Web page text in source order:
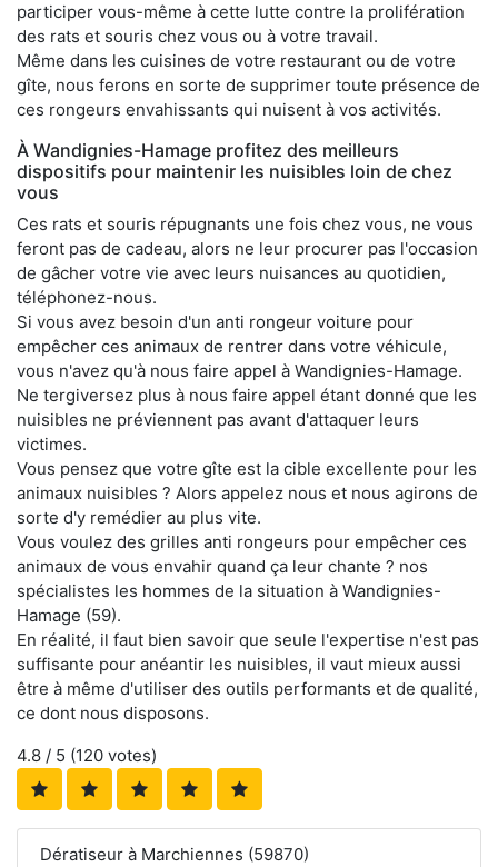
participer vous-même à cette lutte contre la prolifération
des rats et souris chez vous ou à votre travail.
Même dans les cuisines de votre restaurant ou de votre
gîte, nous ferons en sorte de supprimer toute présence de
ces rongeurs envahissants qui nuisent à vos activités.
À Wandignies-Hamage profitez des meilleurs
dispositifs pour maintenir les nuisibles loin de chez
vous
Ces rats et souris répugnants une fois chez vous, ne vous
feront pas de cadeau, alors ne leur procurer pas l'occasion
de gâcher votre vie avec leurs nuisances au quotidien,
téléphonez-nous.
Si vous avez besoin d'un anti rongeur voiture pour
empêcher ces animaux de rentrer dans votre véhicule,
vous n'avez qu'à nous faire appel à Wandignies-Hamage.
Ne tergiversez plus à nous faire appel étant donné que les
nuisibles ne préviennent pas avant d'attaquer leurs
victimes.
Vous pensez que votre gîte est la cible excellente pour les
animaux nuisibles ? Alors appelez nous et nous agirons de
sorte d'y remédier au plus vite.
Vous voulez des grilles anti rongeurs pour empêcher ces
animaux de vous envahir quand ça leur chante ? nos
spécialistes les hommes de la situation à Wandignies-
Hamage (59).
En réalité, il faut bien savoir que seule l'expertise n'est pas
suffisante pour anéantir les nuisibles, il vaut mieux aussi
être à même d'utiliser des outils performants et de qualité,
ce dont nous disposons.
4.8 / 5 (120 votes)
Dératiseur à Marchiennes (59870)